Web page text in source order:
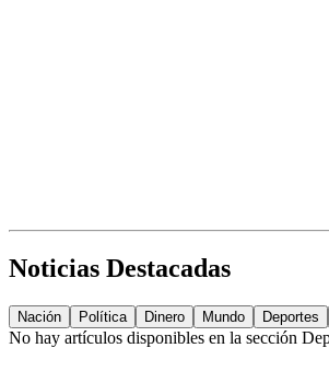
Noticias Destacadas
Nación Política Dinero Mundo Deportes
No hay artículos disponibles en la sección